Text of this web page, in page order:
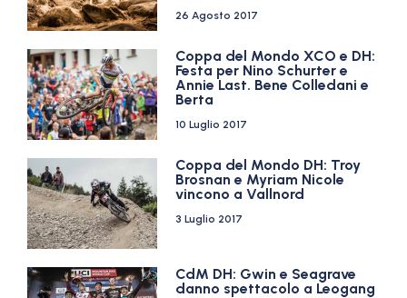
26 Agosto 2017
Coppa del Mondo XCO e DH:
Festa per Nino Schurter e
Annie Last. Bene Colledani e
Berta
10 Luglio 2017
Coppa del Mondo DH: Troy
Brosnan e Myriam Nicole
vincono a Vallnord
3 Luglio 2017
CdM DH: Gwin e Seagrave
danno spettacolo a Leogang